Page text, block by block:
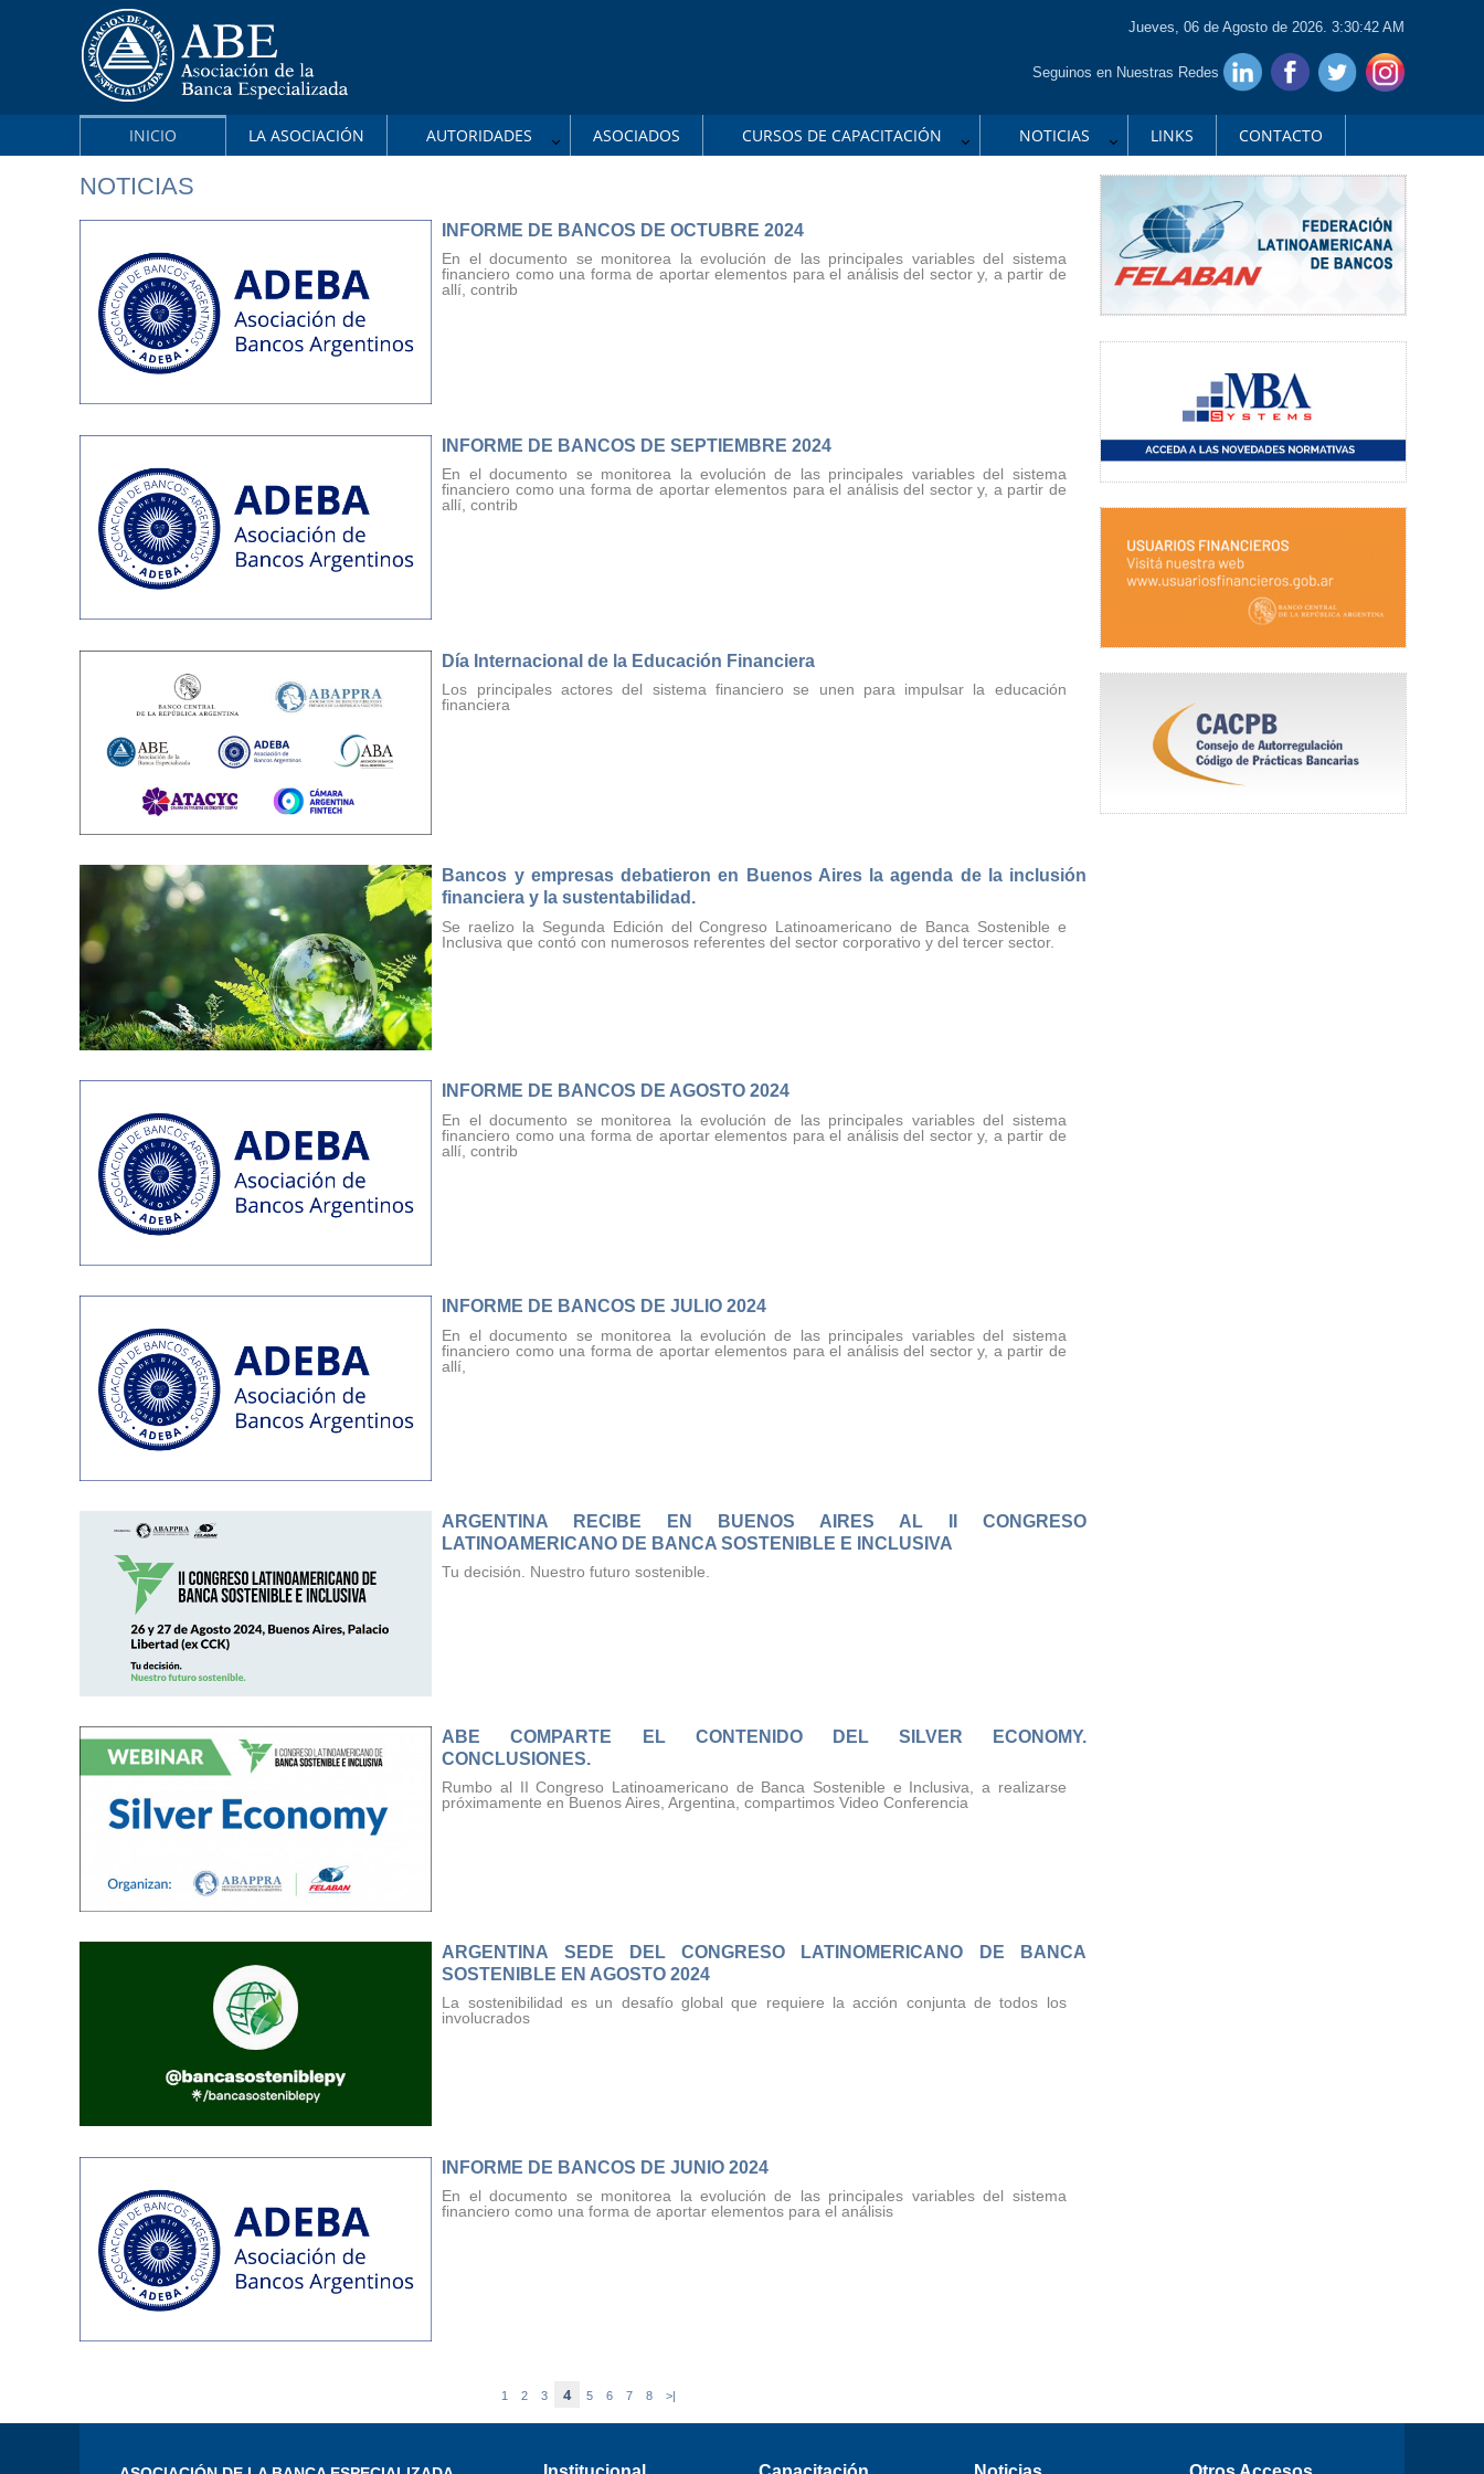
Jueves, 06 de Agosto de 2026. 3:30:42 AM
Seguinos en Nuestras Redes
INICIO LA ASOCIACIÓN AUTORIDADES ASOCIADOS CURSOS DE CAPACITACIÓN NOTICIAS LINKS CONTACTO
NOTICIAS
INFORME DE BANCOS DE OCTUBRE 2024
En el documento se monitorea la evolución de las principales variables del sistema
financiero como una forma de aportar elementos para el análisis del sector y, a partir de
allí, contrib
INFORME DE BANCOS DE SEPTIEMBRE 2024
En el documento se monitorea la evolución de las principales variables del sistema
financiero como una forma de aportar elementos para el análisis del sector y, a partir de
allí, contrib
Día Internacional de la Educación Financiera
Los principales actores del sistema financiero se unen para impulsar la educación
financiera
Bancos y empresas debatieron en Buenos Aires la agenda de la inclusión
financiera y la sustentabilidad.
Se raelizo la Segunda Edición del Congreso Latinoamericano de Banca Sostenible e
Inclusiva que contó con numerosos referentes del sector corporativo y del tercer sector.
INFORME DE BANCOS DE AGOSTO 2024
En el documento se monitorea la evolución de las principales variables del sistema
financiero como una forma de aportar elementos para el análisis del sector y, a partir de
allí, contrib
INFORME DE BANCOS DE JULIO 2024
En el documento se monitorea la evolución de las principales variables del sistema
financiero como una forma de aportar elementos para el análisis del sector y, a partir de
allí,
ARGENTINA RECIBE EN BUENOS AIRES AL II CONGRESO
LATINOAMERICANO DE BANCA SOSTENIBLE E INCLUSIVA
Tu decisión. Nuestro futuro sostenible.
ABE COMPARTE EL CONTENIDO DEL SILVER ECONOMY.
CONCLUSIONES.
Rumbo al II Congreso Latinoamericano de Banca Sostenible e Inclusiva, a realizarse
próximamente en Buenos Aires, Argentina, compartimos Video Conferencia
ARGENTINA SEDE DEL CONGRESO LATINOMERICANO DE BANCA
SOSTENIBLE EN AGOSTO 2024
La sostenibilidad es un desafío global que requiere la acción conjunta de todos los
involucrados
INFORME DE BANCOS DE JUNIO 2024
En el documento se monitorea la evolución de las principales variables del sistema
financiero como una forma de aportar elementos para el análisis
1 2 3 4 5 6 7 8 >|